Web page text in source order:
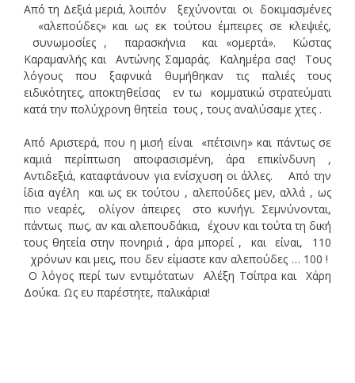
Από τη Δεξιά μεριά, λοιπόν ξεχύνονται οι δοκιμασμένες
«αλεπούδες» και ως εκ τούτου έμπειρες σε κλεψιές,
συνωμοσίες , παρασκήνια και «ομερτά». Κώστας
Καραμανλής και Αντώνης Σαμαράς. Καλημέρα σας! Τους
λόγους που ξαφνικά θυμήθηκαν τις παλιές τους
ειδικότητες, αποκτηθείσας εν τω κομματικώ στρατεύματι
κατά την πολύχρονη θητεία τους , τους αναλύσαμε χτες .
Από Αριστερά, που η μισή είναι «πέτσινη» και πάντως σε
καμιά περίπτωση αποφασισμένη, άρα επικίνδυνη ,
Αντιδεξιά, καταφτάνουν για ενίσχυση οι άλλες. Από την
ίδια αγέλη και ως εκ τούτου , αλεπούδες μεν, αλλά , ως
πιο νεαρές, ολίγον άπειρες στο κυνήγι. Σεμνύνονται,
πάντως πως, αν και αλεπουδάκια, έχουν και τούτα τη δική
τους θητεία στην πονηριά , άρα μπορεί , και είναι, 110
χρόνων και μεις, που δεν είμαστε καν αλεπούδες … 100 !
Ο λόγος περί των εντιμότατων Αλέξη Τσίπρα και Χάρη
Δούκα. Ως ευ παρέστητε, παλικάρια!